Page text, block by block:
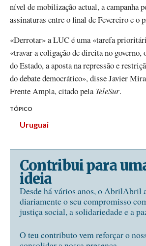
nível de mobilização actual, a campanha
assinaturas entre o final de Fevereiro e o
«Derrotar» a LUC é uma «tarefa
«travar a coligação de direita no governo,
do Estado, a aposta na repressão e
do debate democrático», disse Javier
Frente Ampla, citado pelaTeleSur.
TÓPICO
Uruguai
Contribui para
ideia
Desde há vários anos, o AbrilAbril
diariamente o seu compromisso
justiça social, a solidariedade e a
O teu contributo vem reforçar o